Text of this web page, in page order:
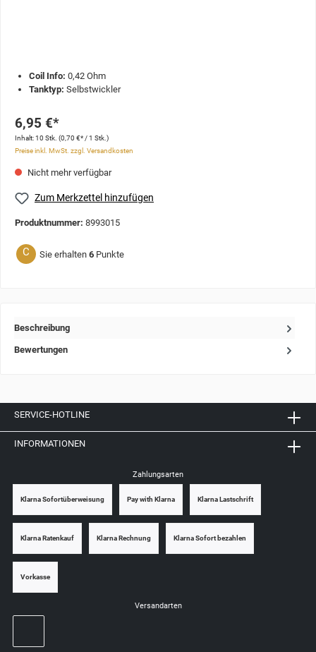
Coil Info: 0,42 Ohm
Tanktyp: Selbstwickler
6,95 €*
Inhalt:10 Stk. (0,70 €* / 1 Stk.)
Preise inkl. MwSt. zzgl. Versandkosten
Nicht mehr verfügbar
Zum Merkzettel hinzufügen
Produktnummer: 8993015
C Sie erhalten 6 Punkte
Beschreibung
Bewertungen
SERVICE-HOTLINE
INFORMATIONEN
Zahlungsarten
Klarna Sofortüberweisung Pay with Klarna Klarna Lastschrift
Klarna Ratenkauf Klarna Rechnung Klarna Sofort bezahlen
Vorkasse
Versandarten